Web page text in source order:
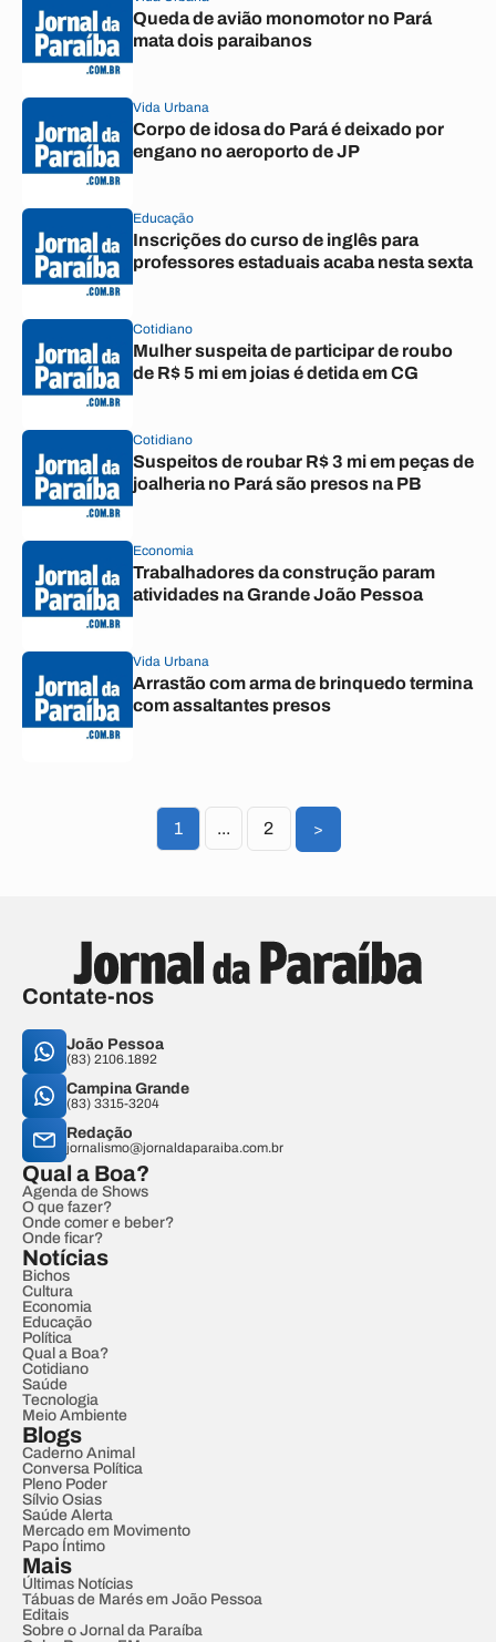
Queda de avião monomotor no Pará
mata dois paraibanos
Vida Urbana
Corpo de idosa do Pará é deixado por
engano no aeroporto de JP
Educação
Inscrições do curso de inglês para
professores estaduais acaba nesta sexta
Cotidiano
Mulher suspeita de participar de roubo
de R$ 5 mi em joias é detida em CG
Cotidiano
Suspeitos de roubar R$ 3 mi em peças de
joalheria no Pará são presos na PB
Economia
Trabalhadores da construção param
atividades na Grande João Pessoa
Vida Urbana
Arrastão com arma de brinquedo termina
com assaltantes presos
1 ... 2 >
Contate-nos
João Pessoa
(83) 2106.1892
Campina Grande
(83) 3315-3204
Redação
jornalismo@jornaldaparaiba.com.br
Qual a Boa?
Agenda de Shows
O que fazer?
Onde comer e beber?
Onde ficar?
Notícias
Bichos
Cultura
Economia
Educação
Política
Qual a Boa?
Cotidiano
Saúde
Tecnologia
Meio Ambiente
Blogs
Caderno Animal
Conversa Política
Pleno Poder
Sílvio Osias
Saúde Alerta
Mercado em Movimento
Papo Íntimo
Mais
Últimas Notícias
Tábuas de Marés em João Pessoa
Editais
Sobre o Jornal da Paraíba